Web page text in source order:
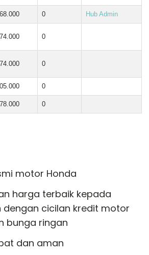
0 Hub Admin
0
0
0
0
motor Honda
harga terbaik kepada
dengan cicilan kredit motor
bunga ringan
dan aman